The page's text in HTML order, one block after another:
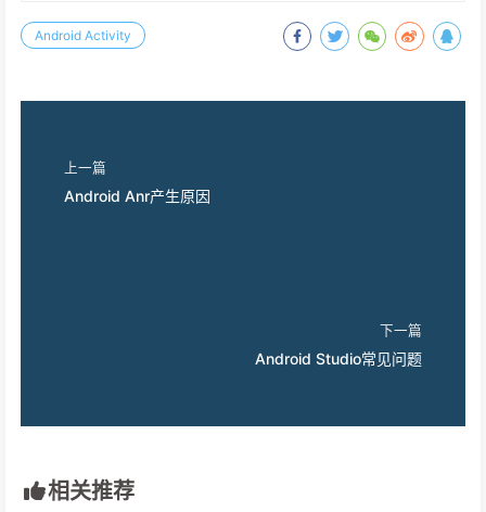
Android Activity
上一篇
Android Anr产生原因
下一篇
Android Studio常见问题
相关推荐